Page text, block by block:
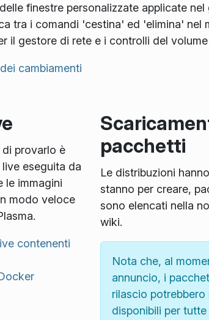
finestre personalizzate applicate
tra i comandi 'cestina' ed 'elimina' nel
il gestore di rete e i controlli del
cambiamenti
provarlo è
eseguita da
le immagini
modo veloce
contenenti
pacchetti
Le distribuzioni
stanno per creare,
sono elencati nella
wiki.
Nota che, al
annuncio, i
rilascio potrebbero
disponibili per tutte